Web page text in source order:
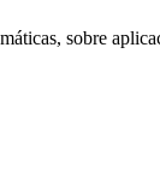
sobre